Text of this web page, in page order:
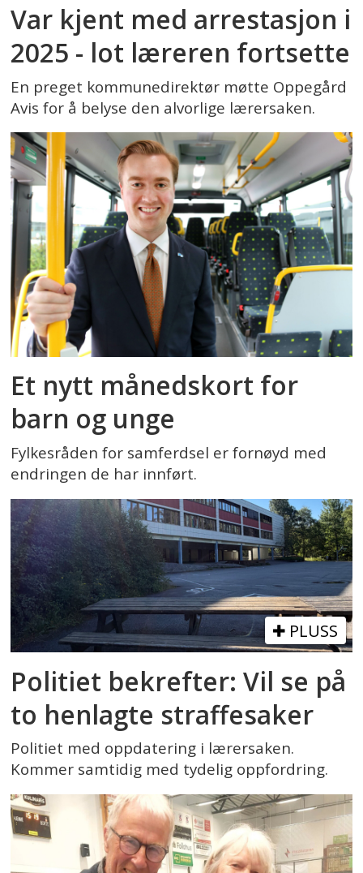
Var kjent med arrestasjon i
2025 - lot læreren fortsette
En preget kommunedirektør møtte Oppegård
Avis for å belyse den alvorlige lærersaken.
Et nytt månedskort for
barn og unge
Fylkesråden for samferdsel er fornøyd med
endringen de har innført.
PLUSS
Politiet bekrefter: Vil se på
to henlagte straffesaker
Politiet med oppdatering i lærersaken.
Kommer samtidig med tydelig oppfordring.